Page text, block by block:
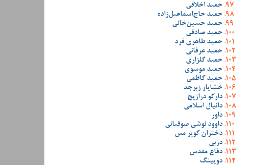
حمید اخلاقی
حمید حاج‌اسماعیل‌زاده
حمید حسین‌خانی
حمید صادقی
حمید طاهری فرد
حمید عرفانی
حمید گلزاری
حمید موسوی
حمید کاظمی
خشایار زبرجد
دارکو دراژیچ
دانیال اسلامی
داور
داوود نوشی صوفیانی
دختران کویر مس
دربی
دفاع مقدس
دوپینگ